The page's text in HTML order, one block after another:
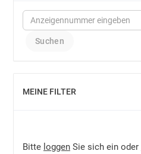
MEINE FILTER
EINBLENDEN
Bitte loggen Sie sich ein oder